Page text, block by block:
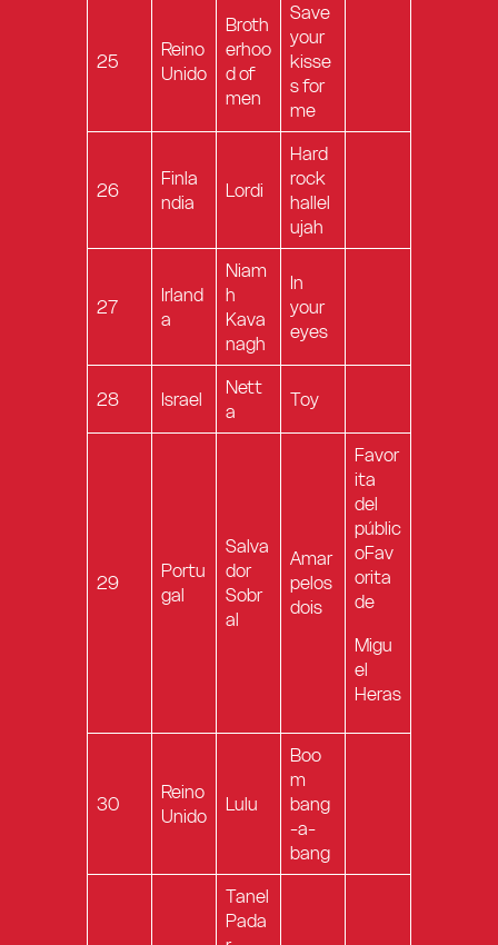
25
Reino
Unido
Broth
erhoo
d of
men
Save
your
kisse
s for
me
26
Finla
ndia
Lordi
Hard
rock
hallel
ujah
27
Irland
a
Niam
h
Kava
nagh
In
your
eyes
28 Israel
Nett
a
Toy
29
Portu
gal
Salva
dor
Sobr
al
Amar
pelos
dois
Favor
ita
del
públic
oFav
orita
de
Migu
el
Heras
30
Reino
Unido
Lulu
Boo
m
bang
-a-
bang
Tanel
Pada